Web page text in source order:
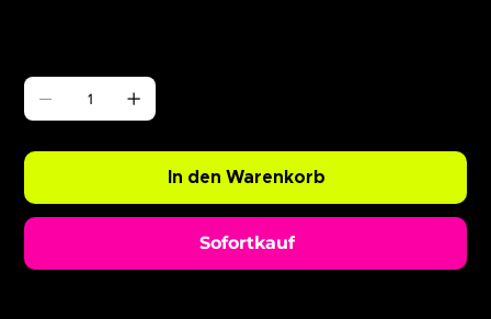
In den Warenkorb
Sofortkauf